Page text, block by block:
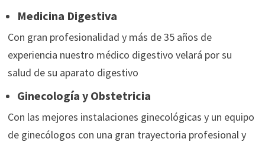
Medicina Digestiva
Con gran profesionalidad y más de 35 años de
experiencia nuestro médico digestivo velará por su
salud de su aparato digestivo
Ginecología y Obstetricia
Con las mejores instalaciones ginecológicas y un equipo
de ginecólogos con una gran trayectoria profesional y